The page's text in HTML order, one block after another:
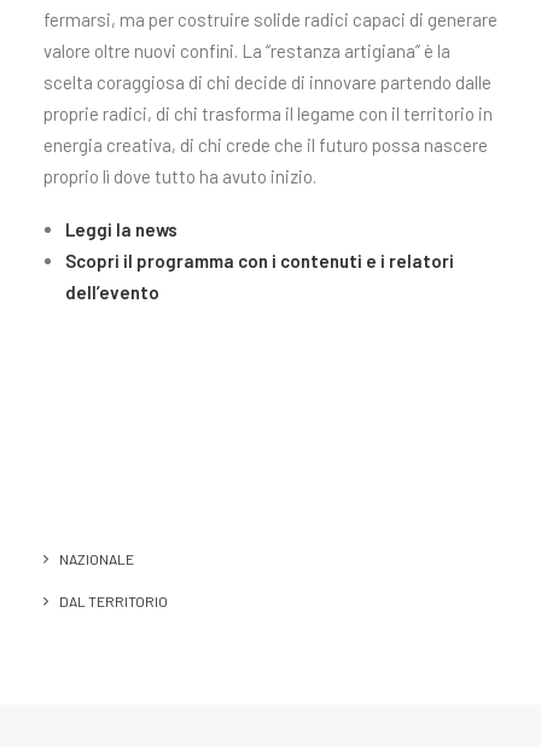
fermarsi, ma per costruire solide radici capaci di generare
valore oltre nuovi confini. La “restanza artigiana” è la
scelta coraggiosa di chi decide di innovare partendo dalle
proprie radici, di chi trasforma il legame con il territorio in
energia creativa, di chi crede che il futuro possa nascere
proprio lì dove tutto ha avuto inizio.
Leggi la news
Scopri il programma con i contenuti e i relatori
dell’evento
NAZIONALE
DAL TERRITORIO